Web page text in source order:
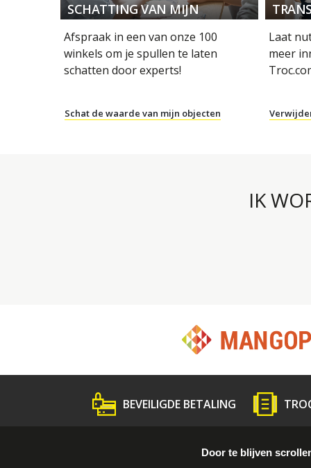
SCHATTING VAN MIJN
OBJECTEN
Afspraak in een van onze 100
winkels om je spullen te laten
schatten door experts!
Schat de waarde van mijn objecten
Laat
meer
IK
BEVEILIGDE BETALING
Door te blijven